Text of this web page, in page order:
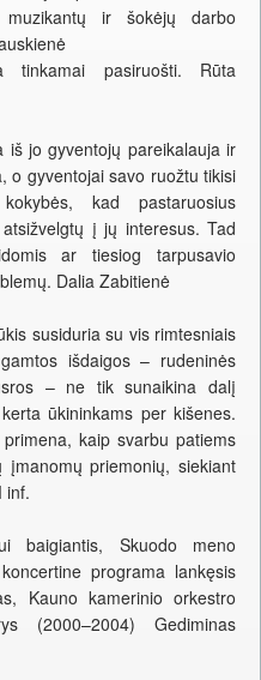
ir šokėjų darbo
tinkamai pasiruošti. Rūta
iš jo gyventojų pareikalauja ir
o gyventojai savo ruožtu tikisi
kad pastaruosius
į jų interesus. Tad
ar tiesiog tarpusavio
Dalia Zabitienė
susiduria su vis rimtesniais
išdaigos – rudeninės
– ne tik sunaikina dalį
ūkininkams per kišenes.
kaip svarbu patiems
įmanomų priemonių, siekiant
inf.
baigiantis, Skuodo meno
programa lankęsis
Kauno kamerinio orkestro
(2000–2004) Gediminas